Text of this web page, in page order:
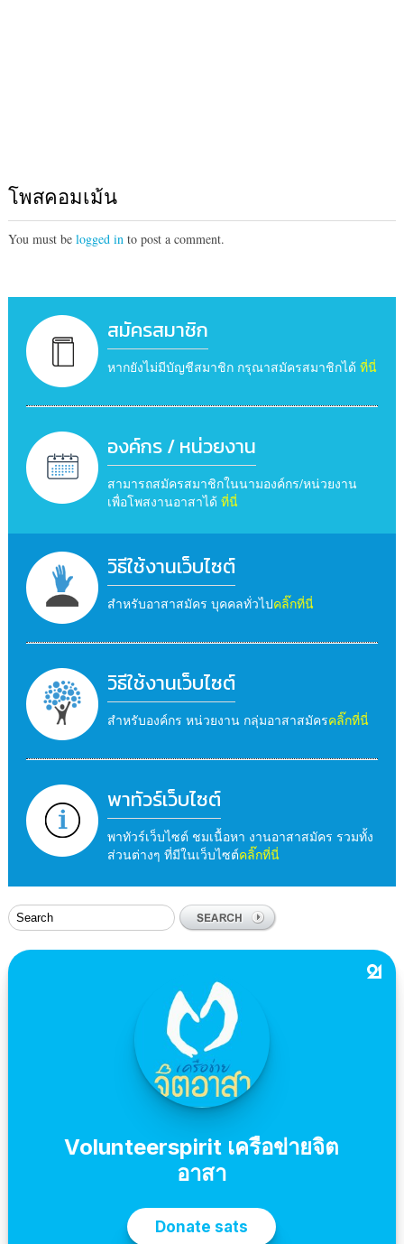
โพสคอมเม้น
You must be logged into post a comment.
สมัครสมาชิก
หากยังไม่มีบัญชีสมาชิก กรุณาสมัครสมาชิกได้ ที่นี่
องค์กร / หน่วยงาน
สามารถสมัครสมาชิกในนามองค์กร/หน่วยงาน
เพื่อโพสงานอาสาได้ ที่นี่
วิธีใช้งานเว็บไซต์
สำหรับอาสาสมัคร บุคคลทั่วไปคลิ๊กที่นี่
วิธีใช้งานเว็บไซต์
สำหรับองค์กร หน่วยงาน กลุ่มอาสาสมัครคลิ๊กที่นี่
พาทัวร์เว็บไซต์
พาทัวร์เว็บไซต์ ชมเนื้อหา งานอาสาสมัคร รวมทั้ง
ส่วนต่างๆ ที่มีในเว็บไซต์คลิ๊กที่นี่